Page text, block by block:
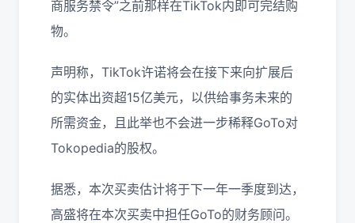
商服务禁令”之前那样在TikTok内即可完结购
物。
声明称，TikTok许诺将会在接下来向扩展后
的实体出资超15亿美元，以供给事务未来的
所需资金，且此举也不会进一步稀释GoTo对
Tokopedia的股权。
据悉，本次买卖估计将于下一年一季度到达，
高盛将在本次买卖中担任GoTo的财务顾问。